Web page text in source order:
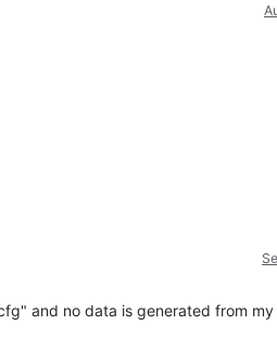
and no data is generated from my